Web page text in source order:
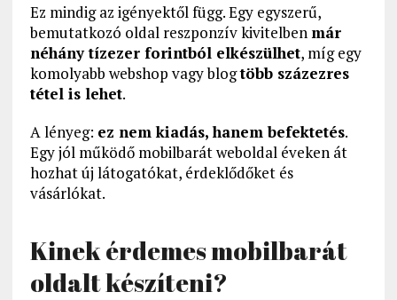
Ez mindig az igényektől függ. Egy egyszerű,
bemutatkozó oldal reszponzív kivitelben már
néhány tízezer forintból elkészülhet, míg egy
komolyabb webshop vagy blogtöbb százezres
tétel is lehet.
A lényeg: ez nem kiadás, hanem befektetés.
Egy jól működő mobilbarát weboldal éveken át
hozhat új látogatókat, érdeklődőket és
vásárlókat.
Kinek érdemes mobilbarát
oldalt készíteni?